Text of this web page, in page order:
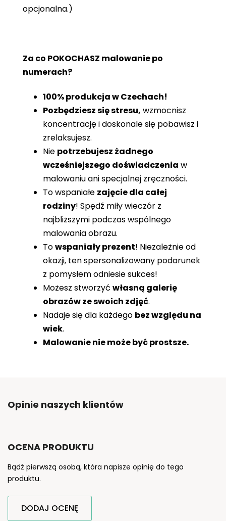
opcjonalna.)
Za co POKOCHASZ malowanie po
numerach?
100% produkcja w Czechach!
Pozbędziesz się stresu, wzmocnisz
koncentrację i doskonale się pobawisz i
zrelaksujesz.
Nie potrzebujesz żadnego
wcześniejszego doświadczenia w
malowaniu ani specjalnej zręczności.
To wspaniałe zajęcie dla całej
rodziny! Spędź miły wieczór z
najbliższymi podczas wspólnego
malowania obrazu.
Towspaniały prezent! Niezależnie od
okazji, ten spersonalizowany podarunek
z pomysłem odniesie sukces!
Możesz stworzyć własną galerię
obrazów ze swoich zdjęć.
Nadaje się dla każdego bez względu na
wiek.
Malowanie nie może być prostsze.
Opinie naszych klientów
OCENA PRODUKTU
Bądź pierwszą osobą, która napisze opinię do tego
produktu.
DODAJ OCENĘ